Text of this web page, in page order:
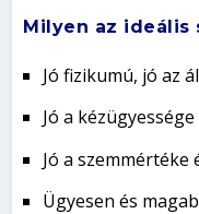
Milyen az ideális
Jó fizikumú, jó az
Jó a kézügyessége
Jó a szemmértéke
Ügyesen és